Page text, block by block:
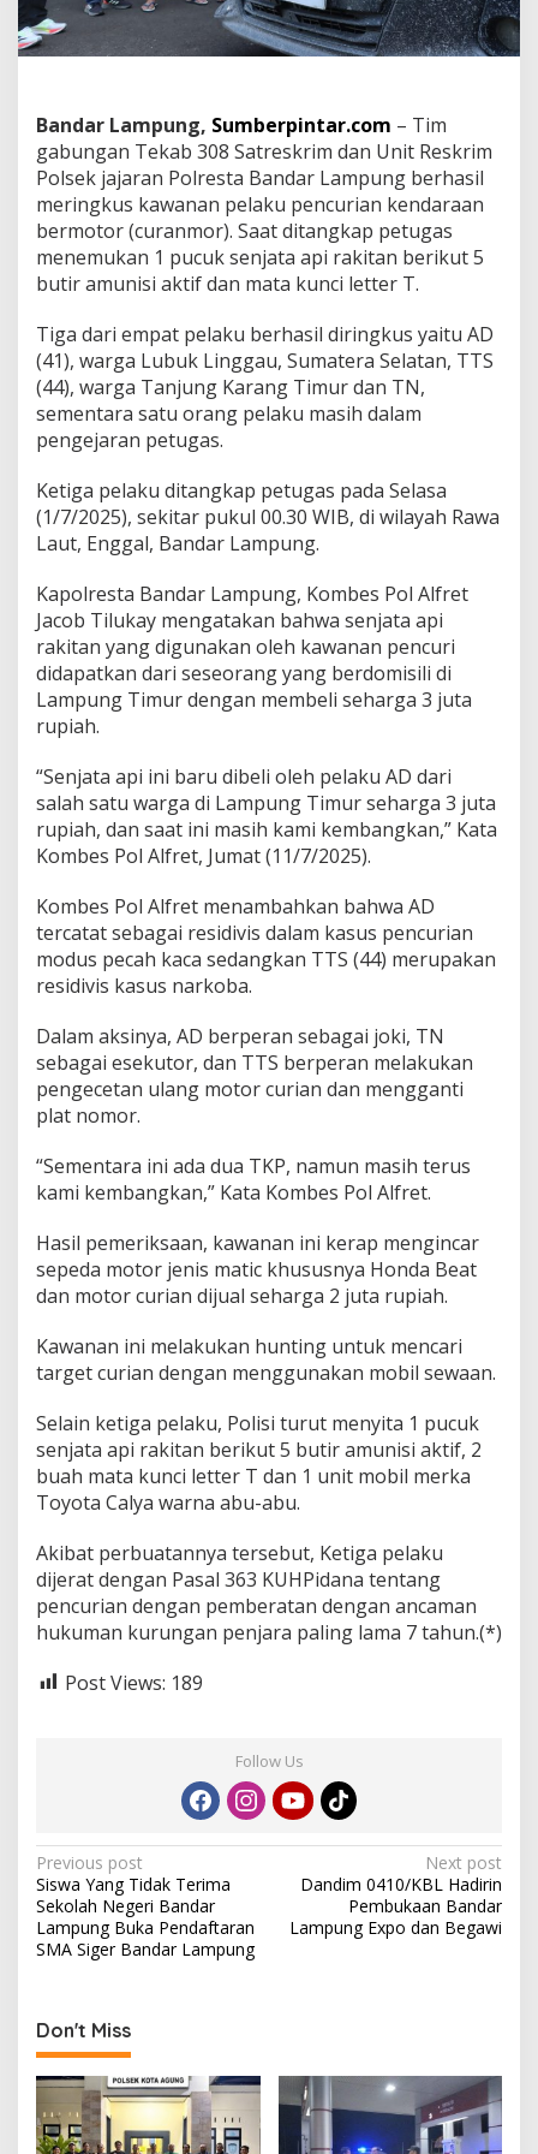
a
n
a
k
u
C
u
r
a
n
o
B
e
r
p
i
B
n
d
a
r
p
u
n
g
D
b
e
k
o
l
i
Bandar Lampung, Sumberpintar.com – Tim
gabungan Tekab 308 Satreskrim dan Unit Reskrim
Polsek jajaran Polresta Bandar Lampung berhasil
meringkus kawanan pelaku pencurian kendaraan
bermotor (curanmor). Saat ditangkap petugas
menemukan 1 pucuk senjata api rakitan berikut 5
butir amunisi aktif dan mata kunci letter T.
Tiga dari empat pelaku berhasil diringkus yaitu AD
(41), warga Lubuk Linggau, Sumatera Selatan, TTS
(44), warga Tanjung Karang Timur dan TN,
sementara satu orang pelaku masih dalam
pengejaran petugas.
Ketiga pelaku ditangkap petugas pada Selasa
(1/7/2025), sekitar pukul 00.30 WIB, di wilayah Rawa
Laut, Enggal, Bandar Lampung.
Kapolresta Bandar Lampung, Kombes Pol Alfret
Jacob Tilukay mengatakan bahwa senjata api
rakitan yang digunakan oleh kawanan pencuri
didapatkan dari seseorang yang berdomisili di
Lampung Timur dengan membeli seharga 3 juta
rupiah.
“Senjata api ini baru dibeli oleh pelaku AD dari
salah satu warga di Lampung Timur seharga 3 juta
rupiah, dan saat ini masih kami kembangkan,” Kata
Kombes Pol Alfret, Jumat (11/7/2025).
Kombes Pol Alfret menambahkan bahwa AD
tercatat sebagai residivis dalam kasus pencurian
modus pecah kaca sedangkan TTS (44) merupakan
residivis kasus narkoba.
Dalam aksinya, AD berperan sebagai joki, TN
sebagai esekutor, dan TTS berperan melakukan
pengecetan ulang motor curian dan mengganti
plat nomor.
“Sementara ini ada dua TKP, namun masih terus
kami kembangkan,” Kata Kombes Pol Alfret.
Hasil pemeriksaan, kawanan ini kerap mengincar
sepeda motor jenis matic khususnya Honda Beat
dan motor curian dijual seharga 2 juta rupiah.
Kawanan ini melakukan hunting untuk mencari
target curian dengan menggunakan mobil sewaan.
Selain ketiga pelaku, Polisi turut menyita 1 pucuk
senjata api rakitan berikut 5 butir amunisi aktif, 2
buah mata kunci letter T dan 1 unit mobil merka
Toyota Calya warna abu-abu.
Akibat perbuatannya tersebut, Ketiga pelaku
dijerat dengan Pasal 363 KUHPidana tentang
pencurian dengan pemberatan dengan ancaman
hukuman kurungan penjara paling lama 7 tahun.(*)
Post Views: 189
Follow Us
P
o
s
a
v
i
g
Previous post
Siswa Yang Tidak Terima
Sekolah Negeri Bandar
Lampung Buka Pendaftaran
SMA Siger Bandar Lampung
Next post
Dandim 0410/KBL Hadirin
Pembukaan Bandar
Lampung Expo dan Begawi
Don't Miss